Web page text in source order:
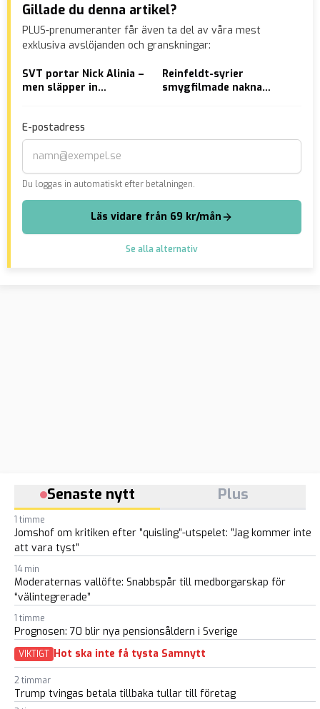
Gillade du denna artikel?
PLUS-prenumeranter får även ta del av våra mest
exklusiva avslöjanden och granskningar:
SVT portar Nick Alinia –
men släpper in
Reinfeldt-syrier
smygfilmade nakna
E-postadress
Du loggas in automatiskt efter betalningen.
Läs vidare från 69 kr/mån
Se alla alternativ
Senaste nytt Plus
1 timme
Jomshof om kritiken efter ”quisling”-utspelet: ”Jag kommer inte
att vara tyst”
14 min
Moderaternas vallöfte: Snabbspår till medborgarskap för
“välintegrerade”
1 timme
Prognosen: 70 blir nya pensionsåldern i Sverige
VIKTIGT Hot ska inte få tysta Samnytt
2 timmar
Trump tvingas betala tillbaka tullar till företag